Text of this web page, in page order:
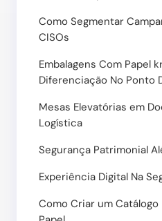
Como Segmentar
CISOs
Embalagens Com Papel
Diferenciação No Ponto
Mesas Elevatórias em
Logística
Segurança Patrimonial
Experiência Digital Na
Como Criar um